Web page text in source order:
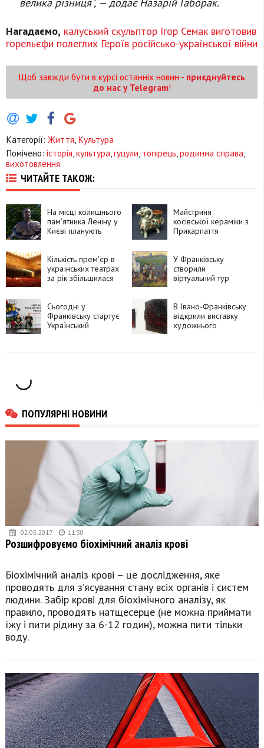
велика різниця", — додає Назарій Габорак.
Нагадаємо, калуський скульптор Ігор Семак виготовив
горельєфи полеглих Героїв російсько-української війни
Щоб завжди бути в курсі останніх новин - приєднуйтесь
до нас у Telegram!
Категорії: Життя Культура
Помічено: історія культура гуцули топірець родинна справа
вихотовлення
ЧИТАЙТЕ ТАКОЖ:
На місці колишнього
пам'ятника Леніну у
Києві планують
Мазепі
Майстриня
косівської кераміки з
Прикарпаття
Президента
Кількість прем'єр в
українських театрах
за рік збільшилася
У Франківську
створили
віртуальний тур
Сьогодні у
Франківську стартує
Український
В Івано-Франківську
відкрили виставку
художнього
ПОПУЛЯРНІ НОВИНИ
02.05.2017 11:30
Розшифровуємо біохімічний аналіз крові
Біохімічний аналіз крові – це дослідження, яке
проводять для з’ясування стану всіх органів і систем
людини. Забір крові для біохімічного аналізу, як
правило, проводять натщесерце (не можна приймати
їжу і пити рідину за 6-12 годин), можна пити тільки
воду.